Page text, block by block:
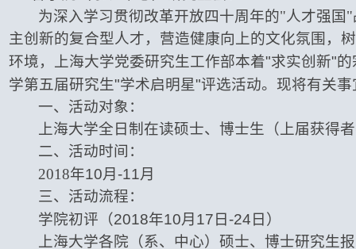
为深入学习贯彻改革开放四十周年的"人才强
主创新的复合型人才， 营造健康向上的文化氛围，
环境，上海大学党委研究生工作部本着"求实创新"的
学第五届研究生"学术启明星"评选活动。现将有关
一、活动对象：
上海大学全日制在读硕士、博士生（上届获得
二、活动时间：
2018年10月-11月
三、活动流程：
学院初评（2018年10月 17 日-24 日）
上海大学各院（系、中心）硕士、博士研究生